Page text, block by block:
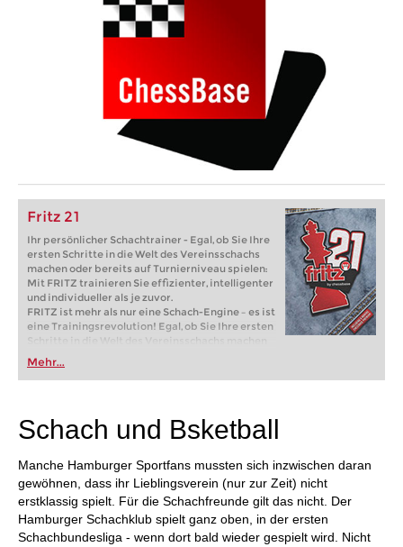
Fritz 21
Ihr persönlicher Schachtrainer - Egal, ob Sie Ihre
ersten Schritte in die Welt des Vereinsschachs
machen oder bereits auf Turnierniveau spielen:
Mit FRITZ trainieren Sie effizienter, intelligenter
und individueller als je zuvor.
FRITZ ist mehr als nur eine Schach-Engine – es ist
eine Trainingsrevolution! Egal, ob Sie Ihre ersten
Schritte in die Welt des Vereinsschachs machen
oder bereits auf Turnierniveau spielen: Mit
FRITZ trainieren Sie effizienter, intelligenter und
individueller als je zuvor.
Mehr...
Schach und Bsketball
Manche Hamburger Sportfans mussten sich inzwischen daran
gewöhnen, dass ihr Lieblingsverein (nur zur Zeit) nicht
erstklassig spielt. Für die Schachfreunde gilt das nicht. Der
Hamburger Schachklub spielt ganz oben, in der ersten
Schachbundesliga - wenn dort bald wieder gespielt wird. Nicht